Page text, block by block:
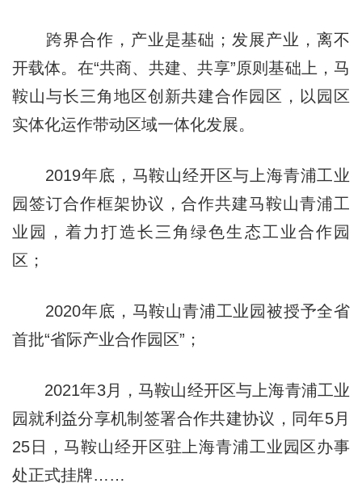
跨界合作，产业是基础；发展产业，离不
开载体。在“共商、共建、共享”原则基础上，马
鞍山与长三角地区创新共建合作园区，以园区
实体化运作带动区域一体化发展。
2019年底，马鞍山经开区与上海青浦工业
园签订合作框架协议，合作共建马鞍山青浦工
业园，着力打造长三角绿色生态工业合作园
区；
2020年底，马鞍山青浦工业园被授予全省
首批“省际产业合作园区”；
2021年3月，马鞍山经开区与上海青浦工业
园就利益分享机制签署合作共建协议，同年5月
25日，马鞍山经开区驻上海青浦工业园区办事
处正式挂牌……